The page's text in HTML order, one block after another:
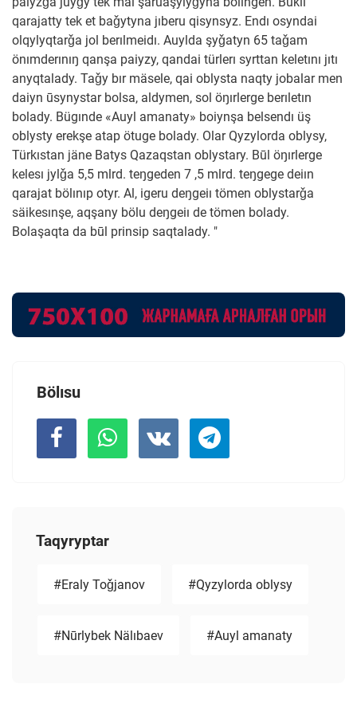
qarajatty tek et baǧytyna jıberu qisynsyz. Endı osyndai
olqylyqtarǧa jol berılmeidı. Auylda şyǧatyn 65 taǧam
önımderınıŋ qanşa paiyzy, qandai türlerı syrttan keletını jıtı
anyqtalady. Taǧy bır mäsele, qai oblysta naqty jobalar men
daiyn ūsynystar bolsa, aldymen, sol öŋırlerge berıletın
bolady. Bügınde «Auyl amanaty» boiynşa belsendı üş
oblysty erekşe atap ötuge bolady. Olar Qyzylorda oblysy,
Türkıstan jäne Batys Qazaqstan oblystary. Būl öŋırlerge
kelesı jylǧa 5,5 mlrd. teŋgeden 7 ,5 mlrd. teŋgege deiın
qarajat bölınıp otyr. Al, igeru deŋgeiı tömen oblystarǧa
säikesınşe, aqşany bölu deŋgeiı de tömen bolady.
Bolaşaqta da būl prinsip saqtalady. "
Bölısu
Taqyryptar
#Eraly Toǧjanov #Qyzylorda oblysy
#Nūrlybek Nälıbaev #Auyl amanaty